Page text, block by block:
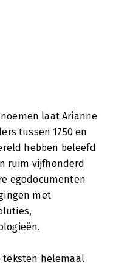
laat Arianne
tussen 1750 en
hebben beleefd
ruim vijfhonderd
egodocumenten
met
teksten helemaal